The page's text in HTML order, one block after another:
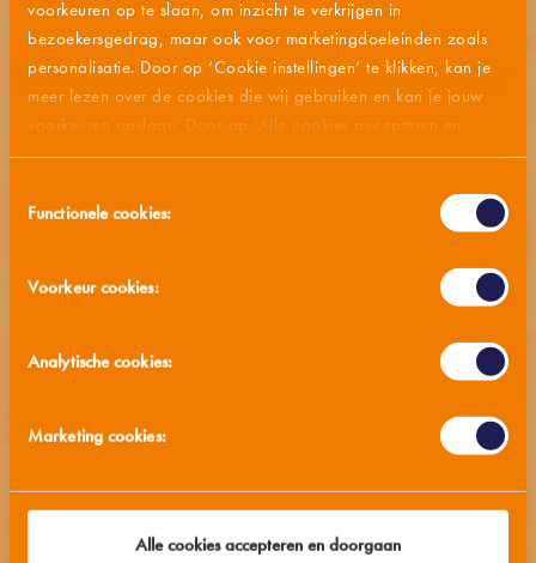
voorkeuren op te slaan, om inzicht te verkrijgen in
bezoekersgedrag, maar ook voor marketingdoeleinden zoals
personalisatie. Door op ‘Cookie instellingen’ te klikken, kan je
meer lezen over de cookies die wij gebruiken en kan je jouw
voorkeuren opslaan. Door op ‘Alle cookies accepteren en
doorgaan’ te klikken, gaat u akkoord met het gebruik van alle
Functionele cookies:
Voorkeur cookies:
Analytische cookies:
Marketing cookies:
Alle cookies accepteren en doorgaan
Frikandellen
Bekijk product
Frikandellen
Bekijk product
Classics
Bekijk product
Bekijk product